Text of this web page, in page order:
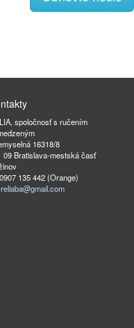
spoločnosť s ručením
16318/8
09 Bratislava-mestská časť
135 442 (Orange)
reliaba@gmail.com